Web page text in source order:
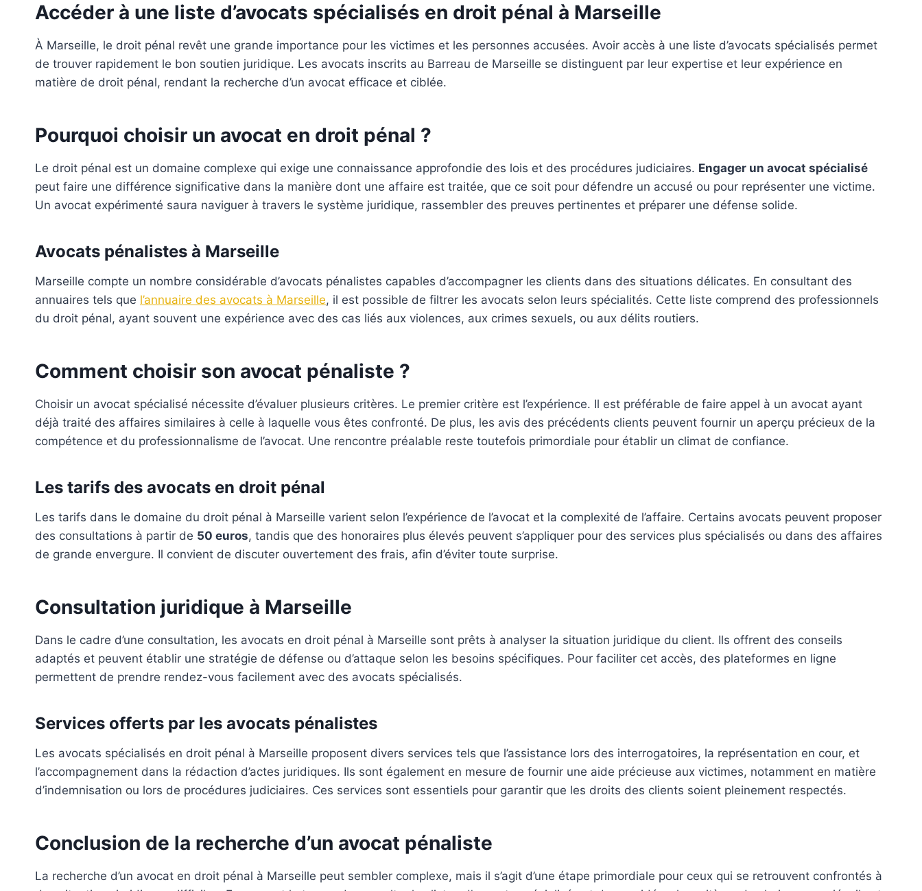
Accéder à une liste d’avocats spécialisés en droit pénal à Marseille
À Marseille, le droit pénal revêt une grande importance pour les victimes et les personnes accusées. Avoir accès à une liste d’avocats spécialisés permet
de trouver rapidement le bon soutien juridique. Les avocats inscrits au Barreau de Marseille se distinguent par leur expertise et leur expérience en
matière de droit pénal, rendant la recherche d’un avocat efficace et ciblée.
Pourquoi choisir un avocat en droit pénal ?
Le droit pénal est un domaine complexe qui exige une connaissance approfondie des lois et des procédures judiciaires. Engager un avocat spécialisé
peut faire une différence significative dans la manière dont une affaire est traitée, que ce soit pour défendre un accusé ou pour représenter une victime.
Un avocat expérimenté saura naviguer à travers le système juridique, rassembler des preuves pertinentes et préparer une défense solide.
Avocats pénalistes à Marseille
Marseille compte un nombre considérable d’avocats pénalistes capables d’accompagner les clients dans des situations délicates. En consultant des
annuaires tels que l’annuaire des avocats à Marseille, il est possible de filtrer les avocats selon leurs spécialités. Cette liste comprend des professionnels
du droit pénal, ayant souvent une expérience avec des cas liés aux violences, aux crimes sexuels, ou aux délits routiers.
Comment choisir son avocat pénaliste ?
Choisir un avocat spécialisé nécessite d’évaluer plusieurs critères. Le premier critère est l’expérience. Il est préférable de faire appel à un avocat ayant
déjà traité des affaires similaires à celle à laquelle vous êtes confronté. De plus, les avis des précédents clients peuvent fournir un aperçu précieux de la
compétence et du professionnalisme de l’avocat. Une rencontre préalable reste toutefois primordiale pour établir un climat de confiance.
Les tarifs des avocats en droit pénal
Les tarifs dans le domaine du droit pénal à Marseille varient selon l’expérience de l’avocat et la complexité de l’affaire. Certains avocats peuvent proposer
des consultations à partir de 50 euros, tandis que des honoraires plus élevés peuvent s’appliquer pour des services plus spécialisés ou dans des affaires
de grande envergure. Il convient de discuter ouvertement des frais, afin d’éviter toute surprise.
Consultation juridique à Marseille
Dans le cadre d’une consultation, les avocats en droit pénal à Marseille sont prêts à analyser la situation juridique du client. Ils offrent des conseils
adaptés et peuvent établir une stratégie de défense ou d’attaque selon les besoins spécifiques. Pour faciliter cet accès, des plateformes en ligne
permettent de prendre rendez-vous facilement avec des avocats spécialisés.
Services offerts par les avocats pénalistes
Les avocats spécialisés en droit pénal à Marseille proposent divers services tels que l’assistance lors des interrogatoires, la représentation en cour, et
l’accompagnement dans la rédaction d’actes juridiques. Ils sont également en mesure de fournir une aide précieuse aux victimes, notamment en matière
d’indemnisation ou lors de procédures judiciaires. Ces services sont essentiels pour garantir que les droits des clients soient pleinement respectés.
Conclusion de la recherche d’un avocat pénaliste
La recherche d’un avocat en droit pénal à Marseille peut sembler complexe, mais il s’agit d’une étape primordiale pour ceux qui se retrouvent confrontés à